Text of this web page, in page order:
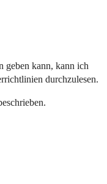
geben kann, kann ich
durchzulesen.